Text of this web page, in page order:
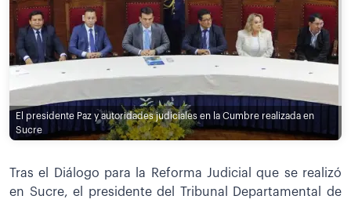
El presidente Paz y autoridades judiciales en la Cumbre realizada en
Sucre
Tras el Diálogo para la Reforma Judicial que se realizó
en Sucre, el presidente del Tribunal Departamental de